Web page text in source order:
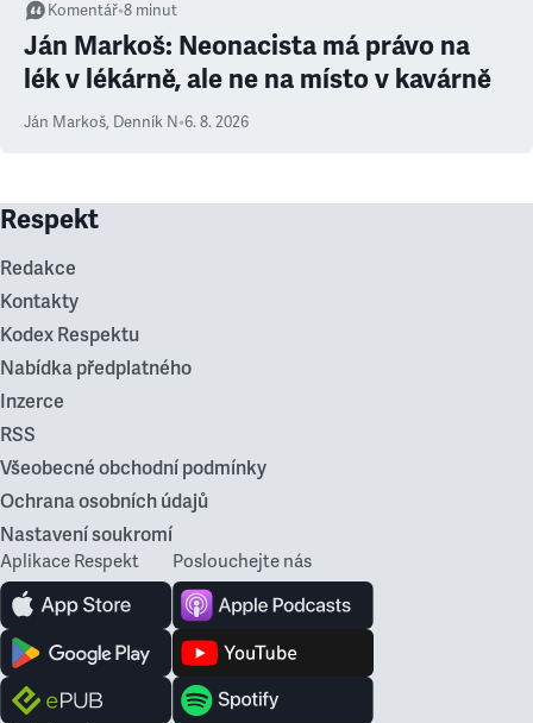
Komentář•8 minut
Ján Markoš: Neonacista má právo na
lék v lékárně, ale ne na místo v kavárně
Ján Markoš, Denník N•6. 8. 2026
Respekt
Redakce
Kontakty
Kodex Respektu
Nabídka předplatného
Inzerce
RSS
Všeobecné obchodní podmínky
Ochrana osobních údajů
Nastavení soukromí
Aplikace Respekt Poslouchejte nás